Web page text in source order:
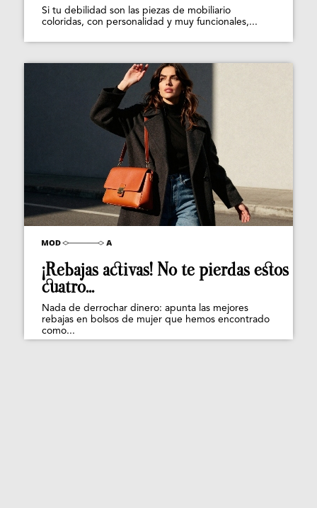
Si tu debilidad son las piezas de mobiliario
coloridas, con personalidad y muy funcionales,...
¡Rebajas activas! No te pierdas estos
cuatro...
Nada de derrochar dinero: apunta las mejores
rebajas en bolsos de mujer que hemos encontrado
como...